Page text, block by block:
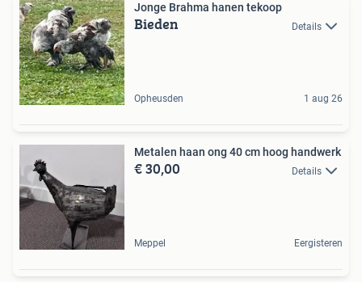
Jonge Brahma hanen tekoop
Bieden Details
Opheusden 1 aug 26
Metalen haan ong 40 cm hoog handwerk
€ 30,00 Details
Meppel Eergisteren